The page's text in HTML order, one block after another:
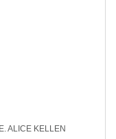
ALICE KELLEN